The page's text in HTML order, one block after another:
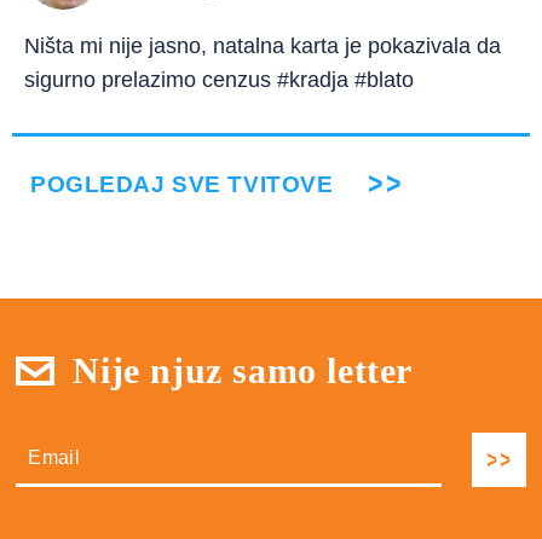
Ništa mi nije jasno, natalna karta je pokazivala da
sigurno prelazimo cenzus #kradja #blato
POGLEDAJ SVE TVITOVE
Nije njuz samo letter